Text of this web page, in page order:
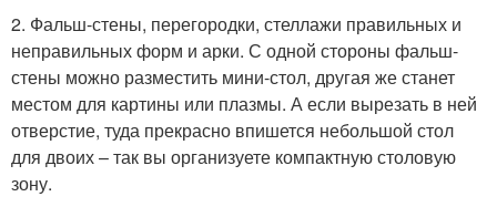
2. Фальш-стены, перегородки, стеллажи правильных и
неправильных форм и арки. С одной стороны фальш-
стены можно разместить мини-стол, другая же станет
местом для картины или плазмы. А если вырезать в ней
отверстие, туда прекрасно впишется небольшой стол
для двоих – так вы организуете компактную столовую
зону.